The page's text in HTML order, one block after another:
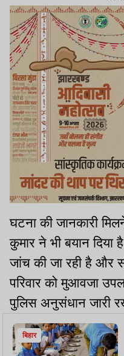
घटना की जानकारी
कुमार ने भी बयान दिया
जांच की जा रही है और
परिवार को मुआवजा
पुलिस अनुसंधान जारी
बिहार